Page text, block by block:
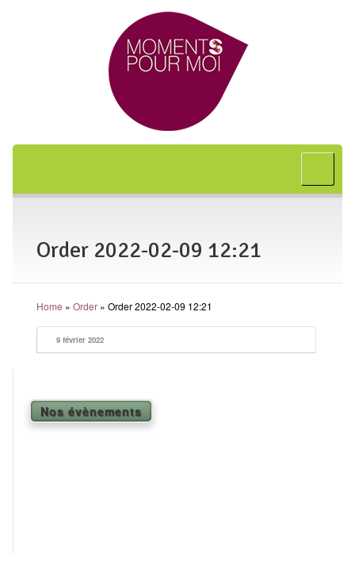
Shiatsu
L’art japonais
Séances
En entreprise
Yoga
L’état optimal
Order 2022-02-09 12:21
Home » Order» Order 2022-02-09 12:21
9 février 2022
Nos évènements